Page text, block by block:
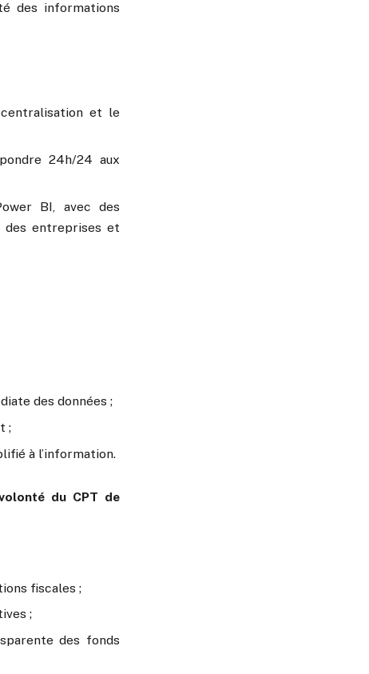
des informations
et le
24h/24 aux
BI, avec des
des entreprises et
des données ;
;
à l’information.
du CPT de
fiscales ;
;
des fonds